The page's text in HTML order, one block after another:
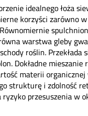
idealnego łoża
korzyści zarówno
warstwa gleby
roślin.
Dokładne
materii
strukturę i zdolność
przesuszenia w